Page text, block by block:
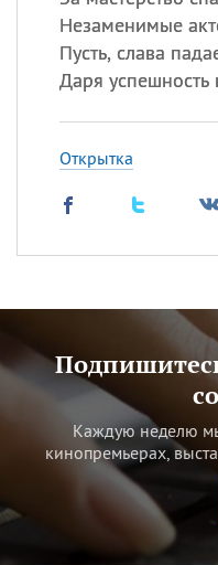
Незаменимые
Пусть, слава
Даря успешность
Открытка
Каждую неделю
кинопремьерах,